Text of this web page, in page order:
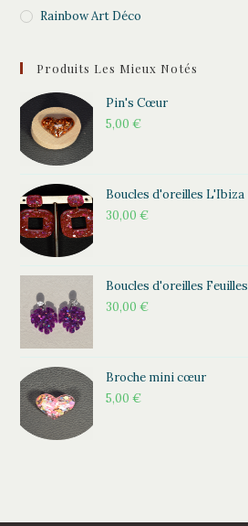
Rainbow Art Déco
Produits Les Mieux Notés
Pin's Cœur
5,00€
Boucles d'oreilles L'Ibiza
30,00€
Boucles d'oreilles Feuilles
30,00€
Broche mini cœur
5,00€